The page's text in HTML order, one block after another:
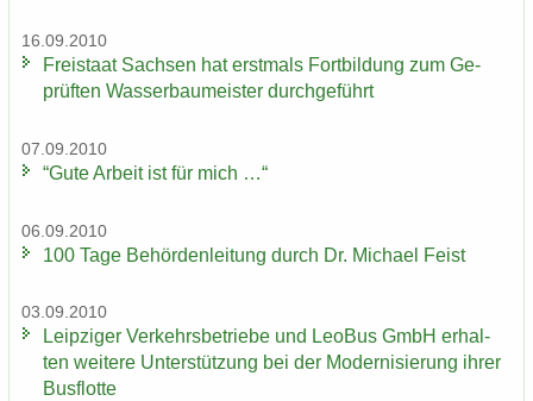
16.09.2010
Frei­staat Sach­sen hat erst­mals Fort­bil­dung zum Ge­
prüf­ten Was­ser­bau­meis­ter durch­ge­führt
07.09.2010
“Gute Ar­beit ist für mich …“
06.09.2010
100 Tage Be­hör­den­lei­tung durch Dr. Mi­cha­el Feist
03.09.2010
Leip­zi­ger Ver­kehrs­be­trie­be und LeoBus GmbH er­hal­
ten wei­te­re Un­ter­stüt­zung bei der Mo­der­ni­sie­rung ihrer
Bus­flot­te